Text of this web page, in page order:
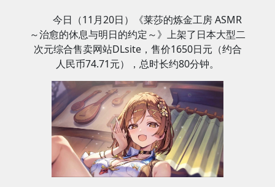
今日（11月20日）《莱莎的炼金工房 ASMR
～治愈的休息与明日的约定～》上架了日本大型二
次元综合售卖网站DLsite，售价1650日元（约合
人民币74.71元），总时长约80分钟。